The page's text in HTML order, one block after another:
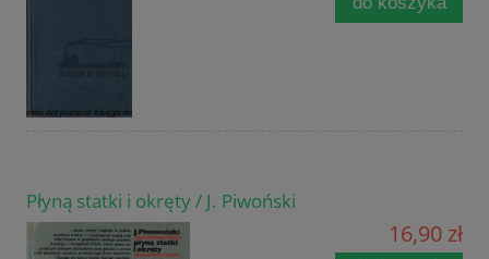
Płyną statki i okręty / J. Piwoński
16,90 zł